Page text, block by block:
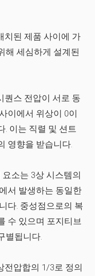
치된 제품 사이에 가
해 세심하게 설계된
퀀스 전압이 서로 동
이에서 위상이 0이
. 이는 직렬 및 션트
영향을 받습니다.
소는 3상 시스템의
서 발생하는 동일한
다. 중성점으로의 복
수 있으며 포지티브
별됩니다.
전압합의 1/3로 정의